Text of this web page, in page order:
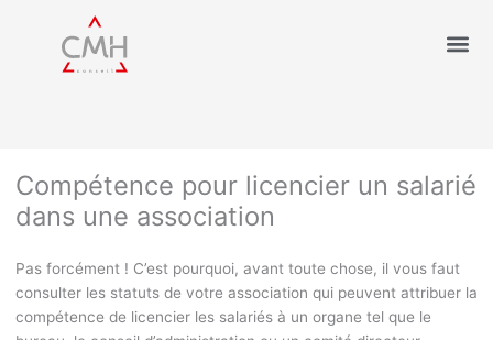
Compétence pour licencier un salarié
dans une association
Pas forcément ! C’est pourquoi, avant toute chose, il vous faut
consulter les statuts de votre association qui peuvent attribuer la
compétence de licencier les salariés à un organe tel que le